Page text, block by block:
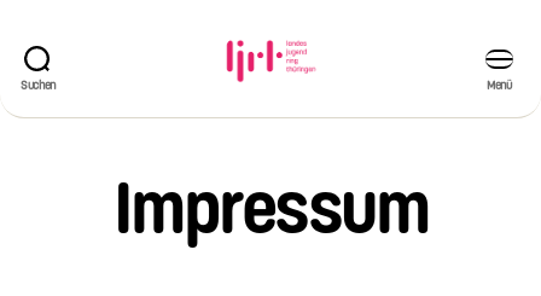
Suchen
Thüringen
Menü
Impressum